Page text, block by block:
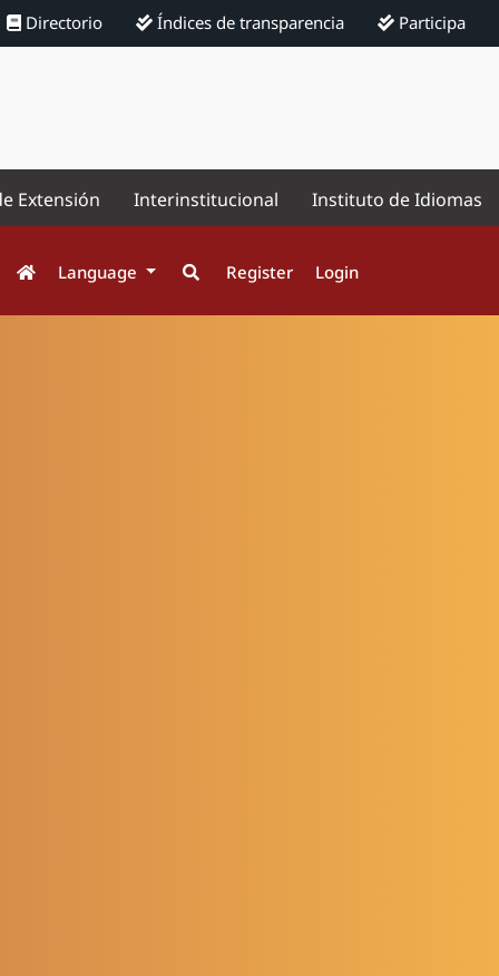
Directorio Índices de transparencia Participa
Extensión Interinstitucional Instituto de Idiomas
Language Register Login